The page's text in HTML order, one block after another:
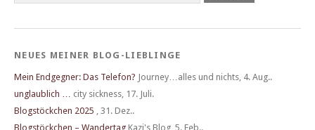
NEUES MEINER BLOG-LIEBLINGE
Mein Endgegner: Das Telefon? Journey…alles und nichts 4. Aug..
unglaublich …
city sickness 17. Juli.
Blogstöckchen 2025
31. Dez..
Blogstöckchen – Wandertag Kazi's Blog 5. Feb..